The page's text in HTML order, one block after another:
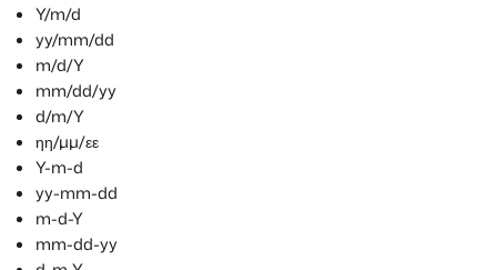
Y/m/d
yy/mm/dd
m/d/Y
mm/dd/yy
d/m/Y
ηη/μμ/εε
Y-m-d
yy-mm-dd
m-d-Y
mm-dd-yy